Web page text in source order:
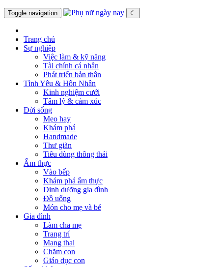
Toggle navigation ☾
Trang chủ
Sự nghiệp
Việc làm & kỹ năng
Tài chính cá nhân
Phát triển bản thân
Tình Yêu & Hôn Nhân
Kinh nghiệm cưới
Tâm lý & cảm xúc
Đời sống
Mẹo hay
Khám phá
Handmade
Thư giãn
Tiêu dùng thông thái
Ẩm thực
Vào bếp
Khám phá ẩm thực
Dinh dưỡng gia đình
Đồ uống
Món cho mẹ và bé
Gia đình
Làm cha mẹ
Trang trí
Mang thai
Chăm con
Giáo dục con